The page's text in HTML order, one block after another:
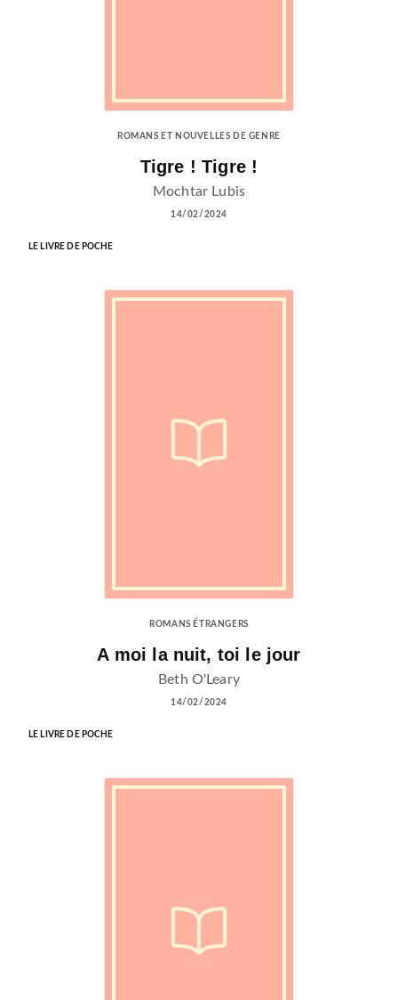
ROMANS ET NOUVELLES DE GENRE
Tigre ! Tigre !
Mochtar Lubis
14/02/2024
LE LIVRE DE POCHE
ROMANS ÉTRANGERS
A moi la nuit, toi le jour
Beth O'Leary
14/02/2024
LE LIVRE DE POCHE